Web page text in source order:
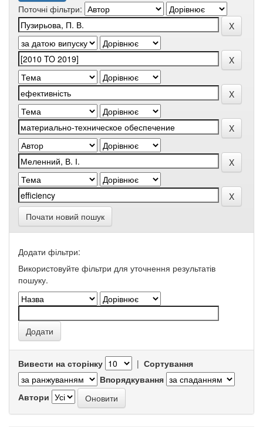
Поточні фільтри:
Почати новий пошук
Додати фільтри:
Використовуйте фільтри для уточнення результатів
пошуку.
Вивести на сторінку | Сортування
Впорядкування
Автори